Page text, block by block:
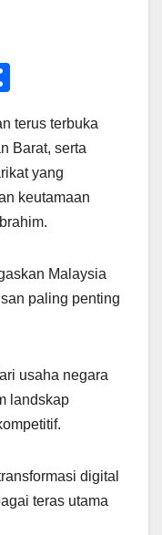
ar
e
terus terbuka
Barat, serta
yang
keutamaan
Malaysia
paling penting
usaha negara
landskap
digital
teras utama